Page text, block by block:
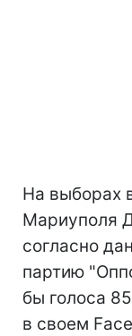
На выборах
Мариуполя
согласно
партию
бы голоса
в своем